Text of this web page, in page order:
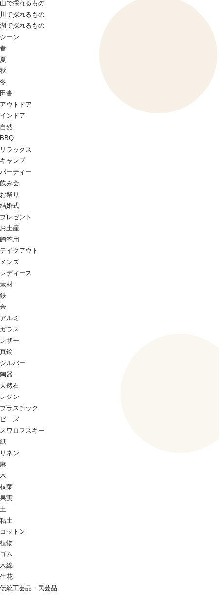
山で採れるもの
川で採れるもの
湖で採れるもの
シーン
春
夏
秋
冬
田舎
アウトドア
インドア
自然
BBQ
リラックス
キャンプ
パーティー
飲み会
お祭り
結婚式
プレゼント
お土産
贈答用
テイクアウト
メンズ
レディース
素材
鉄
金
アルミ
ガラス
レザー
真鍮
シルバー
陶器
天然石
レジン
プラスチック
ビーズ
スワロフスキー
紙
リネン
麻
木
枝葉
果実
土
粘土
コットン
植物
ゴム
木綿
生花
伝統工芸品・民芸品